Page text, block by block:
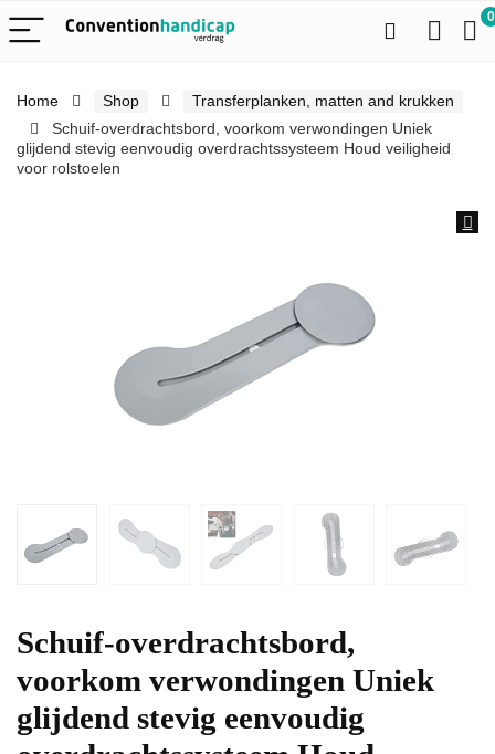
0
Home Shop
Transferplanken, matten and krukken
Schuif-overdrachtsbord, voorkom verwondingen Uniek
glijdend stevig eenvoudig overdrachtssysteem Houd veiligheid
voor rolstoelen
Schuif-overdrachtsbord,
voorkom verwondingen Uniek
glijdend stevig eenvoudig